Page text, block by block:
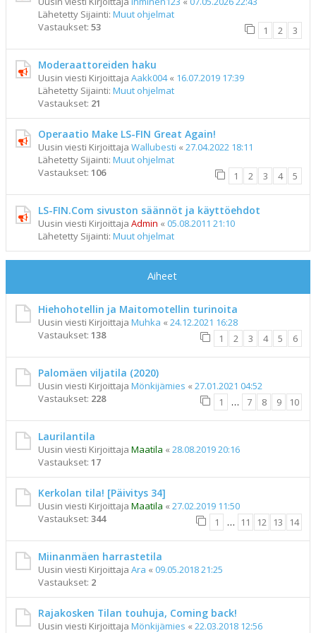
Lähetetty Sijainti: Muut ohjelmat
Vastaukset: 53 1 2 3
Moderaattoreiden haku
Uusin viesti Kirjoittaja Aakk004« 16.07.2019 17:39
Lähetetty Sijainti: Muut ohjelmat
Vastaukset: 21
Operaatio Make LS-FIN Great Again!
Uusin viesti Kirjoittaja Wallubesti « 27.04.2022 18:11
Lähetetty Sijainti: Muut ohjelmat
Vastaukset: 106 1 2 3 4 5
LS-FIN.Com sivuston säännöt ja käyttöehdot
Uusin viesti Kirjoittaja Admin « 05.08.2011 21:10
Lähetetty Sijainti: Muut ohjelmat
Aiheet
Hiehohotellin ja Maitomotellin turinoita
Uusin viesti Kirjoittaja Muhka « 24.12.2021 16:28
Vastaukset: 138 1 2 3 4 5 6
Palomäen viljatila (2020)
Uusin viesti Kirjoittaja Mönkijämies « 27.01.2021 04:52
Vastaukset: 228 1 … 7 8 9 10
Laurilantila
Uusin viesti Kirjoittaja Maatila « 28.08.2019 20:16
Vastaukset: 17
Kerkolan tila! [Päivitys 34]
Uusin viesti Kirjoittaja Maatila « 27.02.2019 11:50
Vastaukset: 344 1 … 11 12 13 14
Miinanmäen harrastetila
Uusin viesti Kirjoittaja Ara « 09.05.2018 21:25
Vastaukset: 2
Rajakosken Tilan touhuja, Coming back!
Uusin viesti Kirjoittaja Mönkijämies « 22.03.2018 12:56